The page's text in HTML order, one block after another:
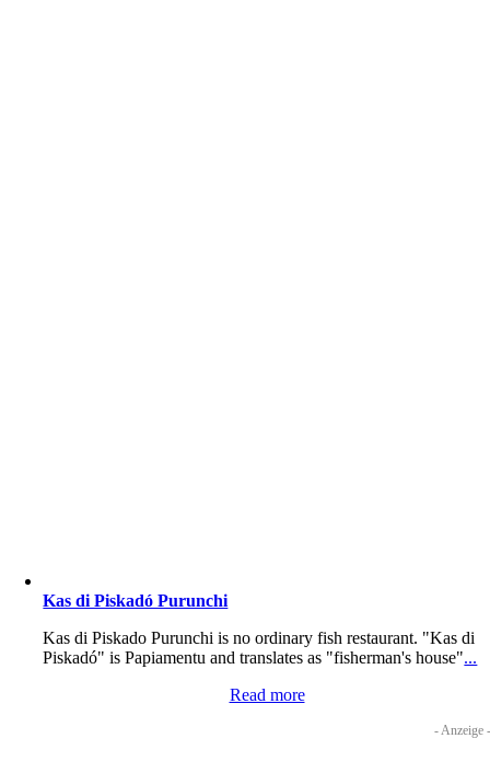
Kas di Piskadó Purunchi
Kas di Piskado Purunchi is no ordinary fish restaurant. "Kas di
Piskadó" is Papiamentu and translates as "fisherman's house"...
Read more
- Anzeige -